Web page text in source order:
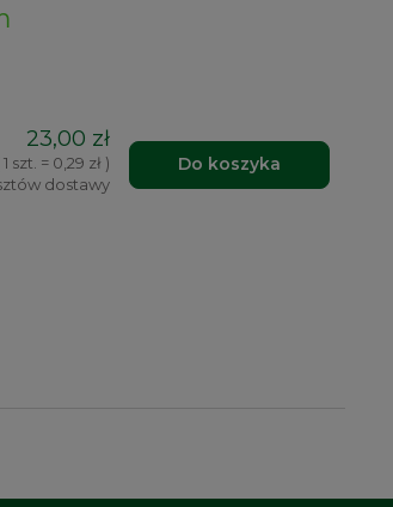
23,00 zł
1 szt. = 0,29 zł )
dostawy
Do koszyka